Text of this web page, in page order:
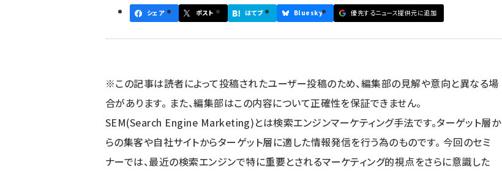
シェア ポスト はてブ Bluesky 優先するニュース提供元に追加
※この記事は読者によって投稿されたユーザー投稿のため、編集部の見解や意向と異なる場
合があります。 また、編集部はこの内容について正確性を保証できません。
SEM(Search Engine Marketing)とは検索エンジンマーケティング手法です。ターゲット層か
らの集客や自社サイトからターゲット層に適した情報発信を行う為のものです。 今回のセミ
ナーでは、最近の検索エンジンで特に重要とされるマーケティング的視点をさらに意識した